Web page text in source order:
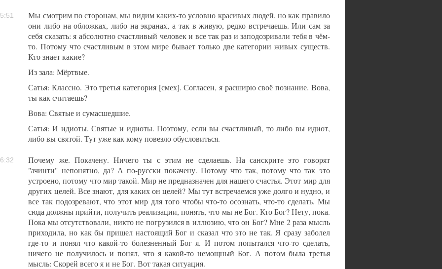
Мы смотрим по сторонам, мы видим каких-то условно красивых людей, но как правило
они либо на обложках, либо на экранах, а так в живую, редко встречаешь. Или сам за
себя сказать: я абсолютно счастливый человек и все так раз и заподозривали тебя в чём-
то. Потому что счастливым в этом мире бывает только две категории живых существ.
Кто знает какие?
Из зала: Мёртвые.
Сатья: Классно. Это третья категория [смех]. Согласен, я расширю своё познание. Вова,
ты как считаешь?
Вова: Святые и сумасшедшие.
Сатья: И идиоты. Святые и идиоты. Поэтому, если вы счастливый, то либо вы идиот,
либо вы святой. Тут уже как кому повезло обусловиться.
Почему же. Покачену. Ничего ты с этим не сделаешь. На санскрите это говорят
"ачинти" непонятно, да? А по-русски покачену. Потому что так, потому что так это
устроено, потому что мир такой. Мир не предназначен для нашего счастья. Этот мир для
других целей. Все знают, для каких он целей? Мы тут встречаемся уже долго и нудно, и
все так подозревают, что этот мир для того чтобы что-то осознать, что-то сделать. Мы
сюда должны прийти, получить реализации, понять, что мы не Бог. Кто Бог? Нету, пока.
Пока мы отсутствовали, никто не погрузился в иллюзию, что он Бог? Мне 2 раза мысль
приходила, но как бы пришел настоящий Бог и сказал что это не так. Я сразу заболел
где-то и понял что какой-то болезненный Бог я. И потом попытался что-то сделать,
ничего не получилось и понял, что я какой-то немощный Бог. А потом была третья
мысль: Скорей всего я и не Бог. Вот такая ситуация.